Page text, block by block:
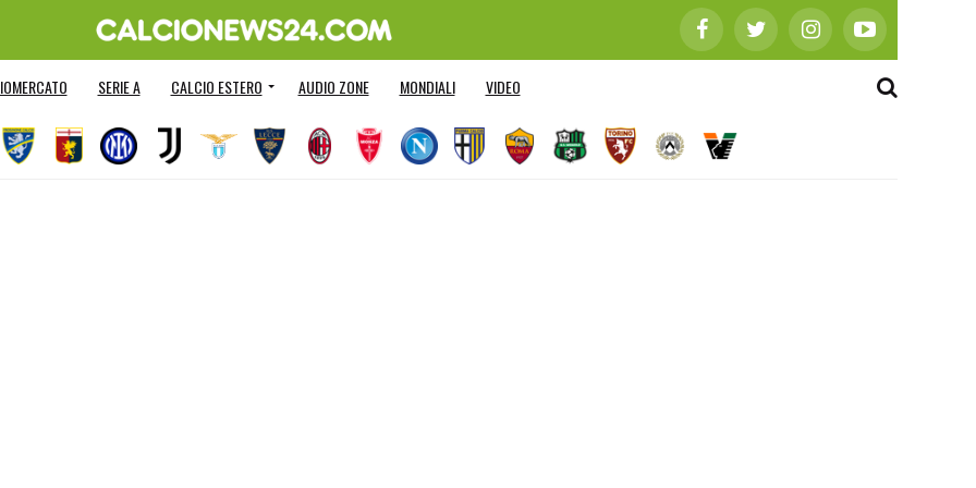
SERIE A CALCIO ESTERO AUDIO ZONE MONDIALI VIDEO